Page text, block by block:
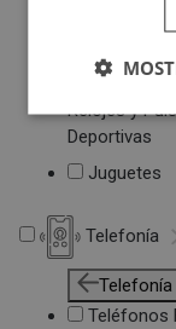
Relojes y
Deportivas
Juguetes
Telefonía
Telefonía
Teléfonos